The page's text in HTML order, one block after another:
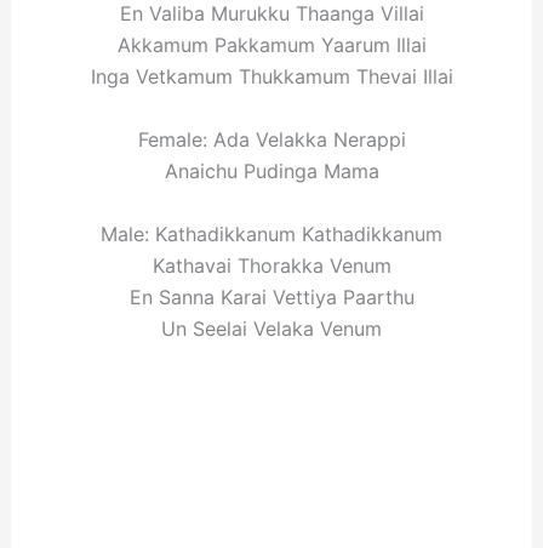
En Valiba Murukku Thaanga Villai
Akkamum Pakkamum Yaarum Illai
Inga Vetkamum Thukkamum Thevai Illai
Female: Ada Velakka Nerappi
Anaichu Pudinga Mama
Male: Kathadikkanum Kathadikkanum
Kathavai Thorakka Venum
En Sanna Karai Vettiya Paarthu
Un Seelai Velaka Venum